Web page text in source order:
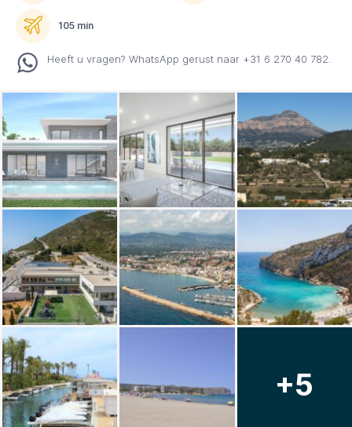
105 min
Heeft u vragen? WhatsApp gerust naar +31 6 270 40 782.
+5